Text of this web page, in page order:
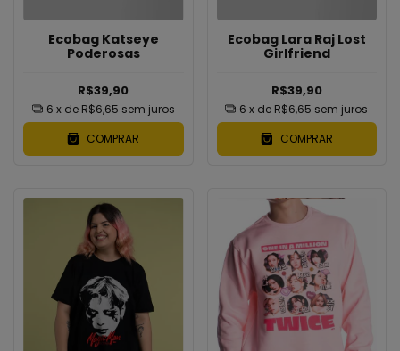
Ecobag Katseye
Poderosas
R$39,90
6 x de R$6,65 sem juros
COMPRAR
Ecobag Lara Raj Lost
Girlfriend
R$39,90
6 x de R$6,65 sem juros
COMPRAR